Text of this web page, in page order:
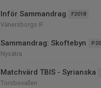
Inför Sammandrag F2018
Vänersborgs IF
Sammandrag: Skoftebyn
Nysätra
Matchvärd TBIS - Syrianska
Torsbovallen